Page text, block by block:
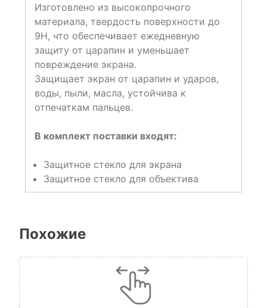
Изготовлено из высокопрочного
материала, твердость поверхности до
9Н, что обеспечивает ежедневную
защиту от царапин и уменьшает
повреждение экрана.
Защищает экран от царапин и ударов,
воды, пыли, масла, устойчива к
отпечаткам пальцев.
В комплект поставки входят:
Защитное стекло для экрана
Защитное стекло для объектива
Похожие